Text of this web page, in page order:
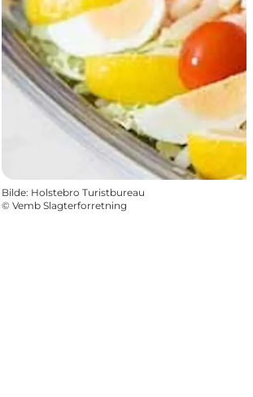
Bilde: Holstebro Turistbureau
© Vemb Slagterforretning